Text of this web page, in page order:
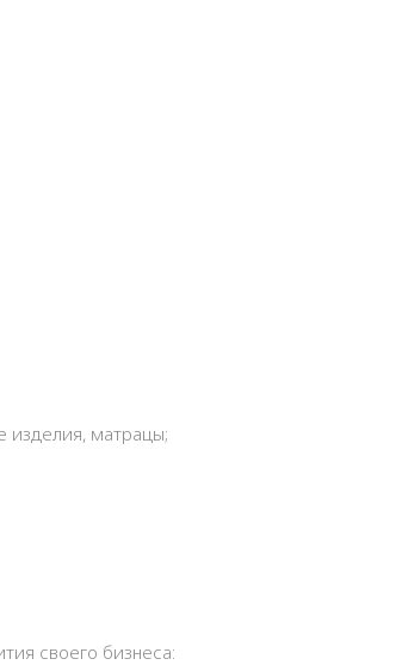
изделия, матрацы;
своего бизнеса: